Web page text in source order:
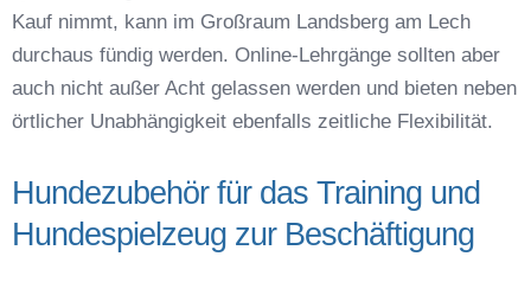
Kauf nimmt, kann im Großraum Landsberg am Lech
durchaus fündig werden. Online-Lehrgänge sollten aber
auch nicht außer Acht gelassen werden und bieten neben
örtlicher Unabhängigkeit ebenfalls zeitliche Flexibilität.
Hundezubehör für das Training und
Hundespielzeug zur Beschäftigung